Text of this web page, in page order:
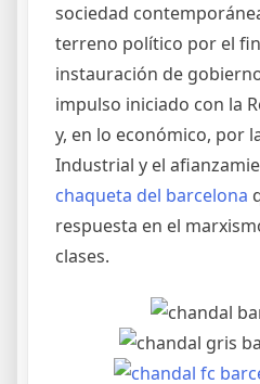
sociedad
terreno político por el
instauración de
impulso iniciado con la
y, en lo económico, por
Industrial y el
chaqueta del barcelona
respuesta en el
clases.